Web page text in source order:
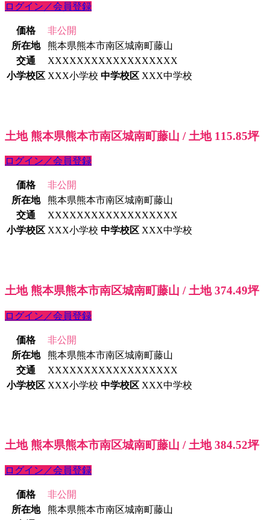
ログイン／会員登録
価格
非公開
所在地
熊本県熊本市南区城南町藤山
交通
XXXXXXXXXXXXXXXXXX
小学校区 XXX小学校 中学校区 XXX中学校
土地 熊本県熊本市南区城南町藤山 / 土地 115.85坪
ログイン／会員登録
価格
非公開
所在地
熊本県熊本市南区城南町藤山
交通
XXXXXXXXXXXXXXXXXX
小学校区 XXX小学校 中学校区 XXX中学校
土地 熊本県熊本市南区城南町藤山 / 土地 374.49坪
ログイン／会員登録
価格
非公開
所在地
熊本県熊本市南区城南町藤山
交通
XXXXXXXXXXXXXXXXXX
小学校区 XXX小学校 中学校区 XXX中学校
土地 熊本県熊本市南区城南町藤山 / 土地 384.52坪
ログイン／会員登録
価格
非公開
所在地
熊本県熊本市南区城南町藤山